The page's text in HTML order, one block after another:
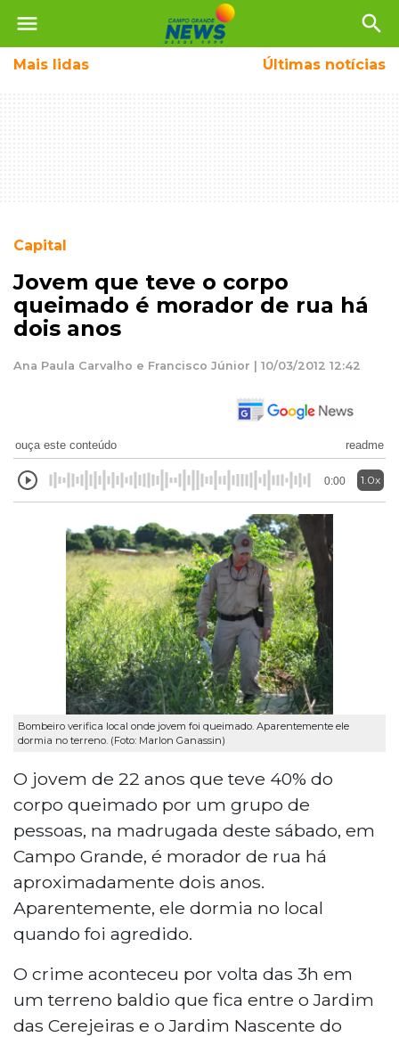
menu search
Mais lidas Últimas notícias
Capital
Jovem que teve o corpo
queimado é morador de rua há
dois anos
Ana Paula Carvalho e Francisco Júnior | 10/03/2012 12:42
ouça este conteúdo readme
0:00 1.0x
Bombeiro verifica local onde jovem foi queimado. Aparentemente ele
dormia no terreno. (Foto: Marlon Ganassin)
O jovem de 22 anos que teve 40% do
corpo queimado por um grupo de
pessoas, na madrugada deste sábado, em
Campo Grande, é morador de rua há
aproximadamente dois anos.
Aparentemente, ele dormia no local
quando foi agredido.
O crime aconteceu por volta das 3h em
um terreno baldio que fica entre o Jardim
das Cerejeiras e o Jardim Nascente do